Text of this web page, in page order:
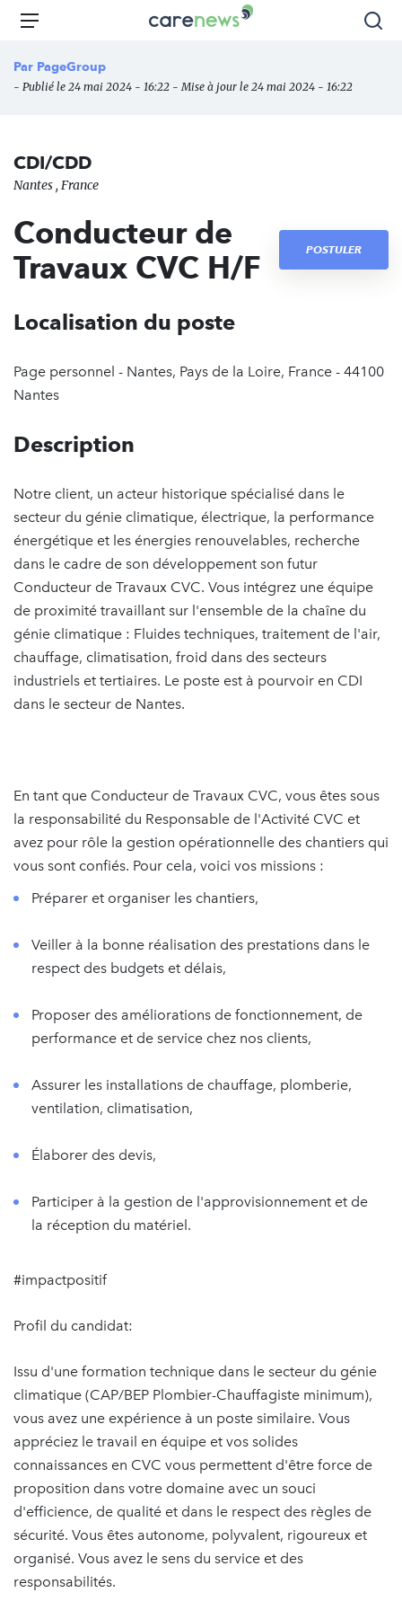
Aller
principal
Carenews,
des
Menu
Par PageGroup
- Publié le 24 mai 2024 - 16:22 - Mise à jour le 24 mai 2024 - 16:22
CDI/CDD
Nantes , France
Conducteur de
Travaux CVC H/F
POSTULER
Localisation du poste
Page personnel - Nantes, Pays de la Loire, France - 44100
Nantes
Description
Notre client, un acteur historique spécialisé dans le
secteur du génie climatique, électrique, la performance
énergétique et les énergies renouvelables, recherche
dans le cadre de son développement son futur
Conducteur de Travaux CVC. Vous intégrez une équipe
de proximité travaillant sur l'ensemble de la chaîne du
génie climatique : Fluides techniques, traitement de l'air,
chauffage, climatisation, froid dans des secteurs
industriels et tertiaires. Le poste est à pourvoir en CDI
dans le secteur de Nantes.
En tant que Conducteur de Travaux CVC, vous êtes sous
la responsabilité du Responsable de l'Activité CVC et
avez pour rôle la gestion opérationnelle des chantiers qui
vous sont confiés. Pour cela, voici vos missions :
Préparer et organiser les chantiers,
Veiller à la bonne réalisation des prestations dans le
respect des budgets et délais,
Proposer des améliorations de fonctionnement, de
performance et de service chez nos clients,
Assurer les installations de chauffage, plomberie,
ventilation, climatisation,
Élaborer des devis,
Participer à la gestion de l'approvisionnement et de
la réception du matériel.
#impactpositif
Profil du candidat:
Issu d'une formation technique dans le secteur du génie
climatique (CAP/BEP Plombier-Chauffagiste minimum),
vous avez une expérience à un poste similaire. Vous
appréciez le travail en équipe et vos solides
connaissances en CVC vous permettent d'être force de
proposition dans votre domaine avec un souci
d'efficience, de qualité et dans le respect des règles de
sécurité. Vous êtes autonome, polyvalent, rigoureux et
organisé. Vous avez le sens du service et des
responsabilités.